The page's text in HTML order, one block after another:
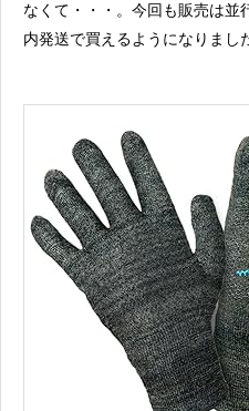
なくて・・・。今回も販売は並
内発送で買えるようになりまし